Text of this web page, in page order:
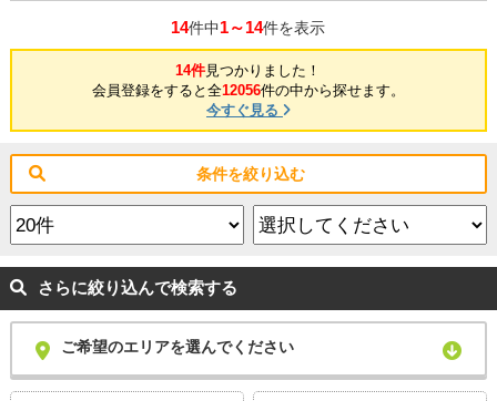
14件中1～14件を表示
14件見つかりました！
会員登録をすると全12056件の中から探せます。
今すぐ見る
条件を絞り込む
さらに絞り込んで検索する
ご希望のエリアを選んでください